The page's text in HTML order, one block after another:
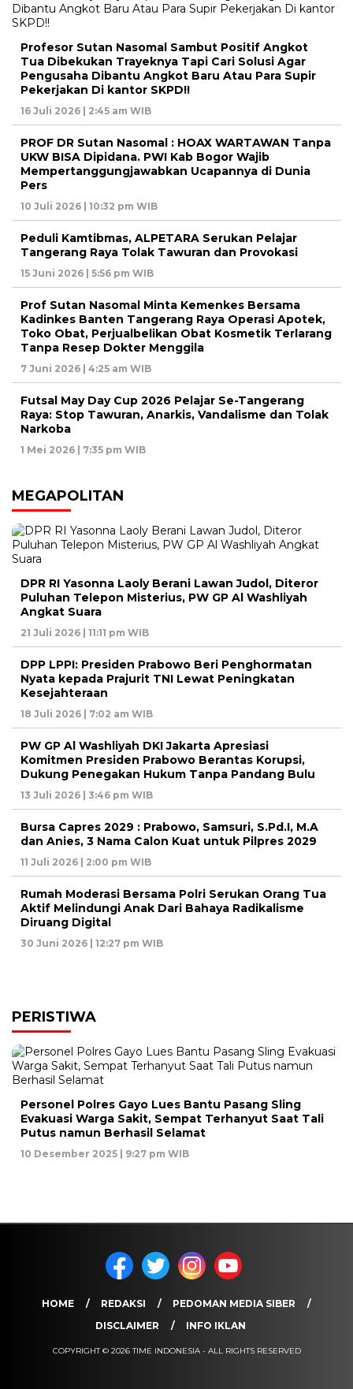
Profesor Sutan Nasomal Sambut Positif Angkot
Tua Dibekukan Trayeknya Tapi Cari Solusi Agar
Pengusaha Dibantu Angkot Baru Atau Para Supir
Pekerjakan Di kantor SKPD!!
16 Juli 2026 | 2:45 am WIB
PROF DR Sutan Nasomal : HOAX WARTAWAN Tanpa
UKW BISA Dipidana. PWI Kab Bogor Wajib
Mempertanggungjawabkan Ucapannya di Dunia
Pers
10 Juli 2026 | 10:32 pm WIB
Peduli Kamtibmas, ALPETARA Serukan Pelajar
Tangerang Raya Tolak Tawuran dan Provokasi
15 Juni 2026 | 5:56 pm WIB
Prof Sutan Nasomal Minta Kemenkes Bersama
Kadinkes Banten Tangerang Raya Operasi Apotek,
Toko Obat, Perjualbelikan Obat Kosmetik Terlarang
Tanpa Resep Dokter Menggila
7 Juni 2026 | 4:25 am WIB
Futsal May Day Cup 2026 Pelajar Se-Tangerang
Raya: Stop Tawuran, Anarkis, Vandalisme dan Tolak
Narkoba
1 Mei 2026 | 7:35 pm WIB
MEGAPOLITAN
DPR RI Yasonna Laoly Berani Lawan Judol, Diteror
Puluhan Telepon Misterius, PW GP Al Washliyah
Angkat Suara
21 Juli 2026 | 11:11 pm WIB
DPP LPPI: Presiden Prabowo Beri Penghormatan
Nyata kepada Prajurit TNI Lewat Peningkatan
Kesejahteraan
18 Juli 2026 | 7:02 am WIB
PW GP Al Washliyah DKI Jakarta Apresiasi
Komitmen Presiden Prabowo Berantas Korupsi,
Dukung Penegakan Hukum Tanpa Pandang Bulu
13 Juli 2026 | 3:46 pm WIB
Bursa Capres 2029 : Prabowo, Samsuri, S.Pd.I, M.A
dan Anies, 3 Nama Calon Kuat untuk Pilpres 2029
11 Juli 2026 | 2:00 pm WIB
Rumah Moderasi Bersama Polri Serukan Orang Tua
Aktif Melindungi Anak Dari Bahaya Radikalisme
Diruang Digital
30 Juni 2026 | 12:27 pm WIB
PERISTIWA
Personel Polres Gayo Lues Bantu Pasang Sling
Evakuasi Warga Sakit, Sempat Terhanyut Saat Tali
Putus namun Berhasil Selamat
10 Desember 2025 | 9:27 pm WIB
HOME REDAKSI
PEDOMAN MEDIA SIBER
DISCLAIMER
INFO IKLAN
COPYRIGHT © 2026 TIME INDONESIA - ALL RIGHTS RESERVED